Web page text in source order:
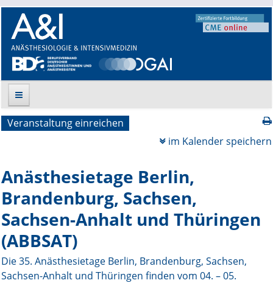
Suche
Leitlinien
Archiv
Supplements
Supplements OrphanAnesthesia
Veranstaltung einreichen
im Kalender speichern
Anästhesietage Berlin,
Brandenburg, Sachsen,
Sachsen-Anhalt und Thüringen
(ABBSAT)
Die 35. Anästhesietage Berlin, Brandenburg, Sachsen,
Sachsen-Anhalt und Thüringen finden vom 04. – 05.